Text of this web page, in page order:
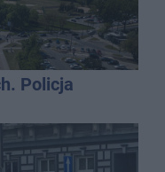
Policja